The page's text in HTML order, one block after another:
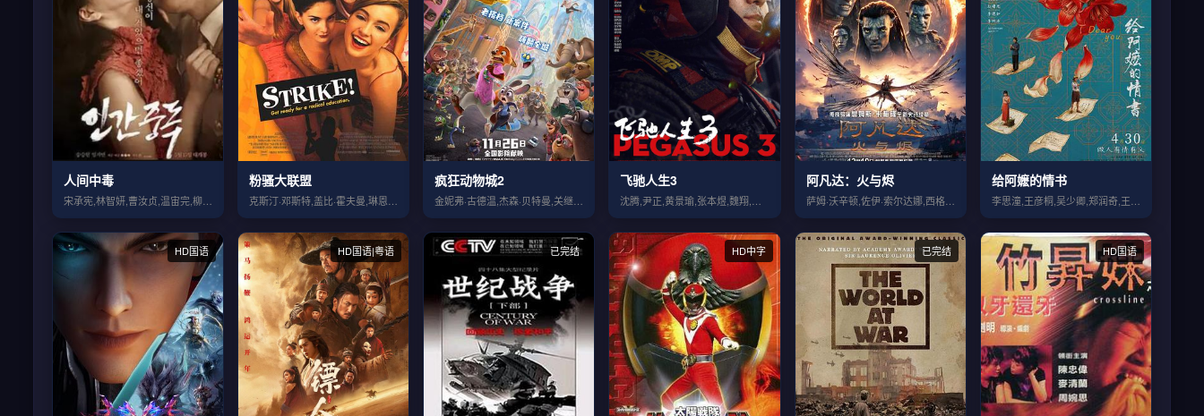
人间中毒 粉骚大联盟 疯狂动物城2 飞驰人生3 阿凡达：火与烬
萨姆·沃辛顿,佐伊·索尔达娜,西格妮·韦...
给阿嬷的情书
HD国语 HD国语|粤语 已完结 HD中字 已完结 HD国语